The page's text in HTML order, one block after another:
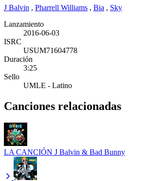
J Balvin , Pharrell Williams , Bia , Sky
Lanzamiento
2016-06-03
ISRC
USUM71604778
Duración
3:25
Sello
UMLE - Latino
Canciones relacionadas
LA CANCIÓN J Balvin & Bad Bunny